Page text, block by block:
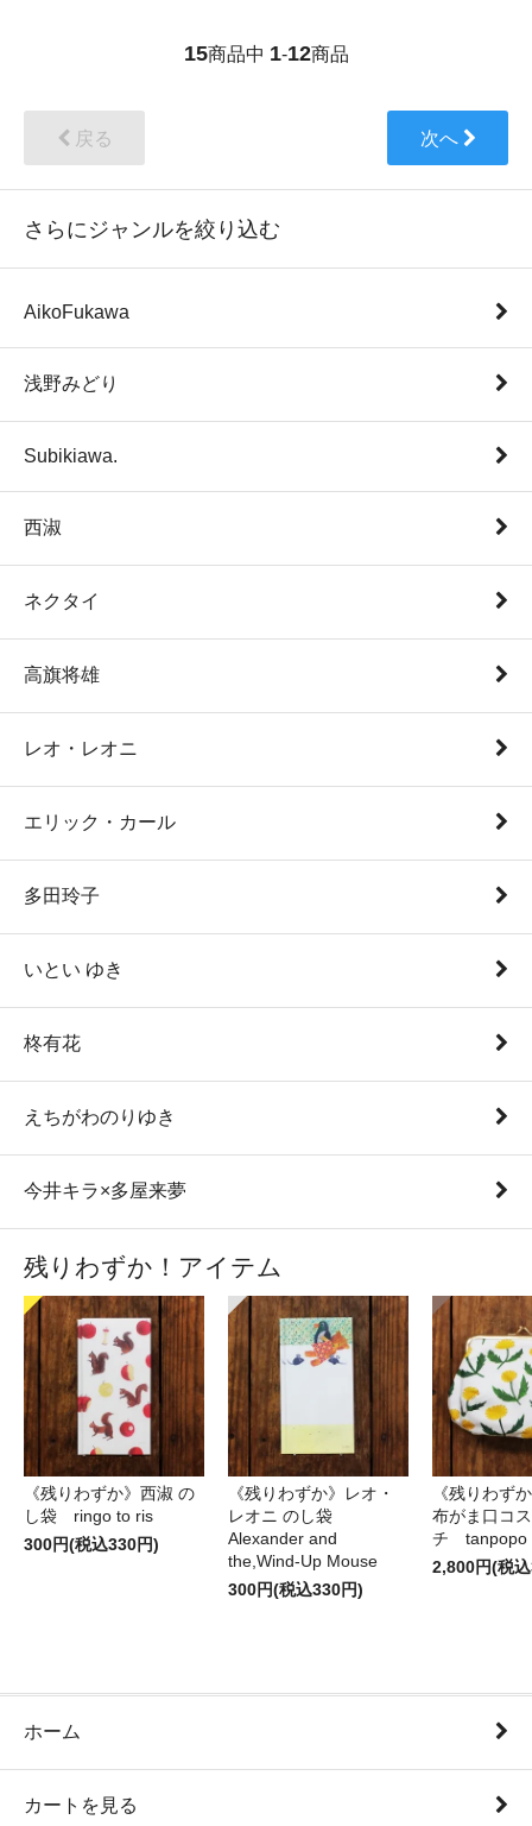
15商品中 1-12商品
戻る 次へ
さらにジャンルを絞り込む
AikoFukawa
浅野みどり
Subikiawa.
西淑
ネクタイ
高旗将雄
レオ・レオニ
エリック・カール
多田玲子
いとい ゆき
柊有花
えちがわのりゆき
今井キラ×多屋来夢
残りわずか！アイテム
《残りわずか》西淑 の
し袋 ringo to ris
300円(税込330円)
《残りわずか》レオ・
レオニ のし袋
Alexander and
the,Wind-Up Mouse
300円(税込330円)
《残りわず
布がま口コ
チ tanpopo
2,800円(税
ホーム
カートを見る